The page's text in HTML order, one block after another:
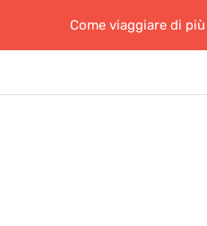
Come viaggiare di